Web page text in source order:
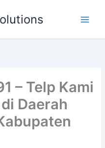
– Telp Kami
Daerah